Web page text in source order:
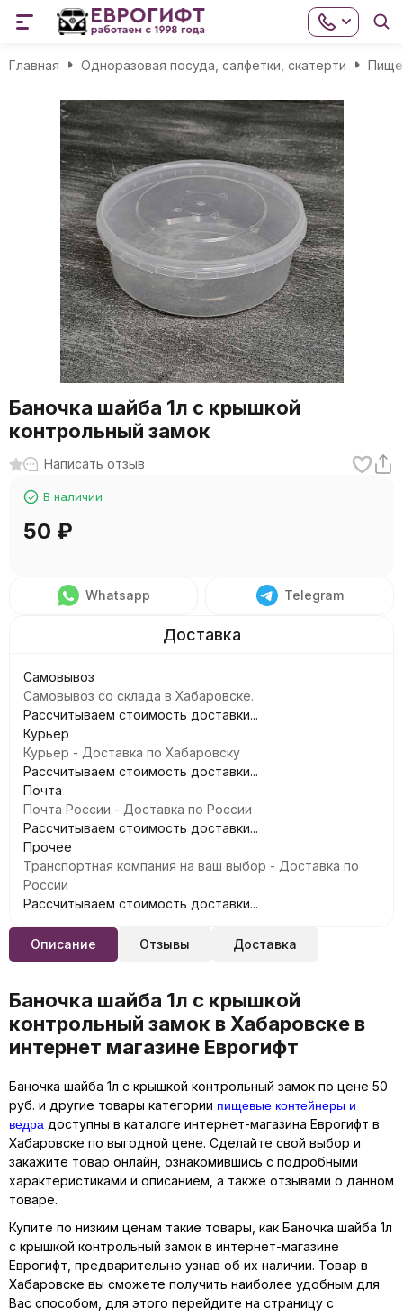
Главная Одноразовая посуда, салфетки, скатерти
Баночка шайба 1л с крышкой
контрольный замок
Написать отзыв
В наличии
50 ₽
Whatsapp Telegram
Самовывоз
Самовывоз со склада в Хабаровске.
Рассчитываем стоимость доставки...
Курьер
Курьер - Доставка по Хабаровску
Рассчитываем стоимость доставки...
Почта
Почта России - Доставка по России
Рассчитываем стоимость доставки...
Прочее
Транспортная компания на ваш выбор - Доставка по
России
Рассчитываем стоимость доставки...
Описание Отзывы Доставка
Баночка шайба 1л с крышкой
контрольный замок в Хабаровске в
интернет магазине Еврогифт
Баночка шайба 1л с крышкой контрольный замок по цене 50
руб. и другие товары категории пищевые контейнеры и
ведра доступны в каталоге интернет-магазина Еврогифт в
Хабаровске по выгодной цене. Сделайте свой выбор и
закажите товар онлайн, ознакомившись с подробными
характеристиками и описанием, а также отзывами о данном
товаре.
Купите по низким ценам такие товары, как Баночка шайба 1л
с крышкой контрольный замок в интернет-магазине
Еврогифт, предварительно узнав об их наличии. Товар в
Хабаровске вы сможете получить наиболее удобным для
Вас способом, для этого перейдите на страницу с